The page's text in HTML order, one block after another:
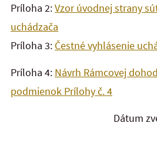
Príloha 2:Vzor úvodnej strany
uchádzača
Príloha 3: Čestné vyhlásenie
Príloha 4: Návrh Rámcovej
podmienok Prílohy č. 4
Dátum